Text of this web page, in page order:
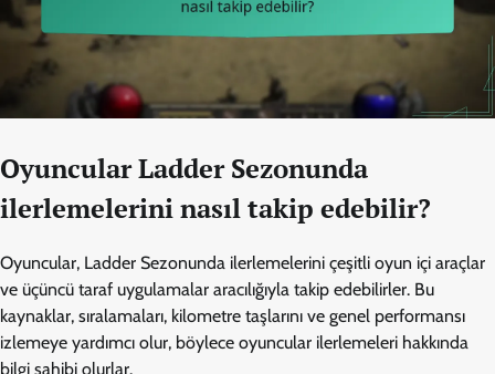
Oyuncular Ladder Sezonunda
ilerlemelerini nasıl takip edebilir?
Oyuncular, Ladder Sezonunda ilerlemelerini çeşitli oyun içi araçlar
ve üçüncü taraf uygulamalar aracılığıyla takip edebilirler. Bu
kaynaklar, sıralamaları, kilometre taşlarını ve genel performansı
izlemeye yardımcı olur, böylece oyuncular ilerlemeleri hakkında
bilgi sahibi olurlar.